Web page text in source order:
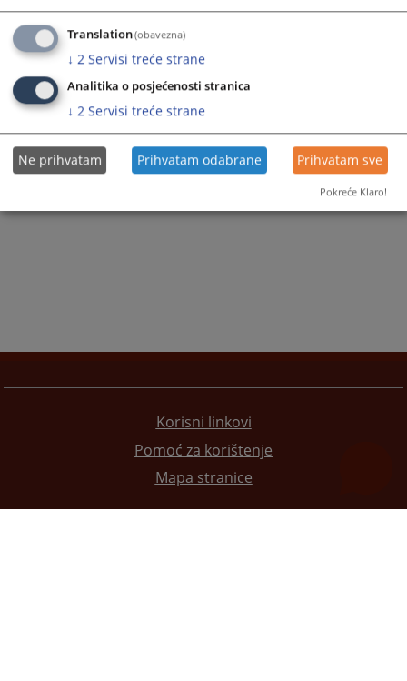
Korisni linkovi
Pomoć za korištenje
Mapa stranice
Translation(obavezna)
↓ 2 Servisi treće strane
Analitika o posjećenosti stranica
↓ 2 Servisi treće strane
Ne prihvatam Prihvatam odabrane Prihvatam sve
Pokreće Klaro!